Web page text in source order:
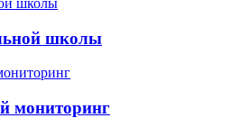
школы
мониторинг